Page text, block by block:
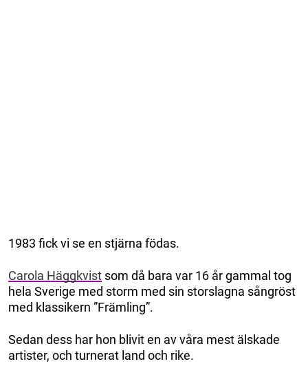
1983 fick vi se en stjärna födas.
Carola Häggkvist som då bara var 16 år gammal tog
hela Sverige med storm med sin storslagna sångröst
med klassikern ”Främling”.
Sedan dess har hon blivit en av våra mest älskade
artister, och turnerat land och rike.